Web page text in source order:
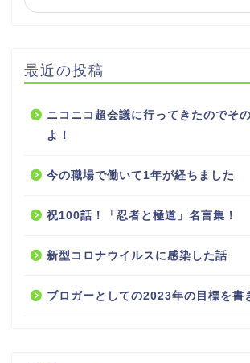
最近の投稿
ニコニコ超会議に行ってきたのでそ
よ！
今の職場で働いて1年が経ちました
祝100話！「忍者と極道」名言集！
新型コロナウイルスに感染した話
ブロガーとしての2023年の目標を書